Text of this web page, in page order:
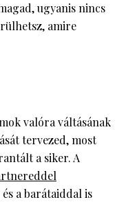
ugyanis nincs
amire
valóra váltásának
tervezed, most
a siker. A
és a barátaiddal is